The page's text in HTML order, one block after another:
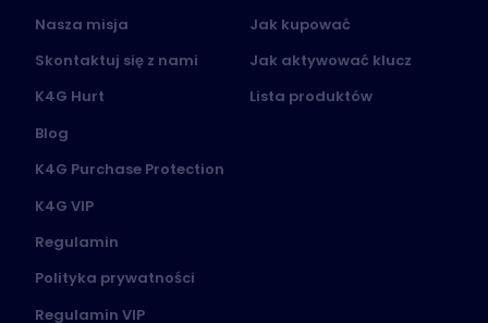
Nasza misja
Skontaktuj się z nami
K4G Hurt
Blog
K4G Purchase Protection
K4G VIP
Regulamin
Polityka prywatności
Regulamin VIP
Jak kupować
Jak aktywować klucz
Lista produktów